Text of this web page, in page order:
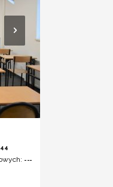
44
---